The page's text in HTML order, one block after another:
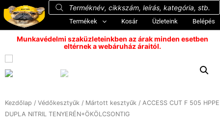
Termékek Kosár Üzleteink Belépés
Munkavédelmi szaküzleteinkben az árak minden esetben
eltérnek a webáruház áraitól.
Kezdőlap / Védőkesztyűk / Mártott kesztyűk / ACCESS CUT F 505 HPPE
DUPLA NITRIL TENYERÉN+ÖKÖLCSONTIG